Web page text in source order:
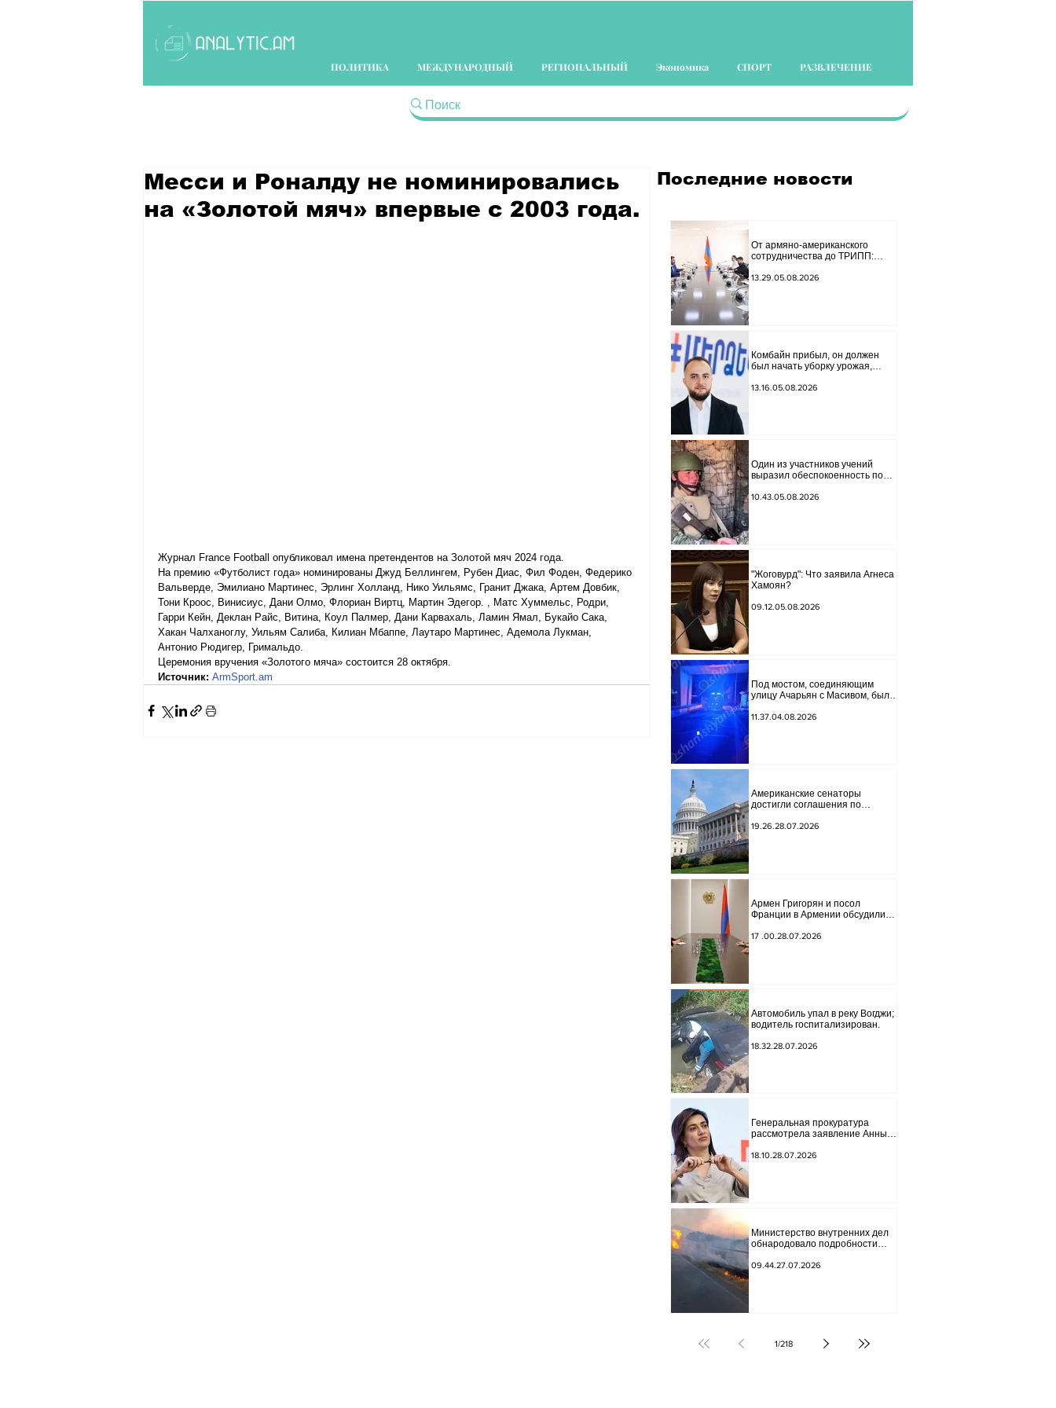
ПОЛИТИКА МЕЖДУНАРОДНЫЙ РЕГИОНАЛЬНЫЙ Экономика СПОРТ РАЗВЛЕЧЕНИЕ
Месси и Роналду не номинировались
на «Золотой мяч» впервые с 2003 года.
Журнал France Football опубликовал имена претендентов на Золотой мяч 2024 года.
На премию «Футболист года» номинированы Джуд Беллингем, Рубен Диас, Фил Фоден, Федерико
Вальверде, Эмилиано Мартинес, Эрлинг Холланд, Нико Уильямс, Гранит Джака, Артем Довбик,
Тони Кроос, Винисиус, Дани Олмо, Флориан Виртц, Мартин Эдегор. , Матс Хуммельс, Родри,
Гарри Кейн, Деклан Райс, Витина, Коул Палмер, Дани Карвахаль, Ламин Ямал, Букайо Сака,
Хакан Чалханоглу, Уильям Салиба, Килиан Мбаппе, Лаутаро Мартинес, Адемола Лукман,
Антонио Рюдигер, Гримальдо.
Церемония вручения «Золотого мяча» состоится 28 октября.
Источник: ArmSport.am
Последние новости
От армяно-американского
сотрудничества до ТРИПП:
советника специального
13.29.05.08.2026
Комбайн прибыл, он должен
был начать уборку урожая,
постановление о запрете
13.16.05.08.2026
Один из участников учений
выразил обеспокоенность по
постов в Сюнике. Начальник
10.43.05.08.2026
"Жоговурд": Что заявила Агнеса
Хамоян?
09.12.05.08.2026
Под мостом, соединяющим
улицу Ачарьян с Масивом, было
котором были найдены две
11.37.04.08.2026
Американские сенаторы
достигли соглашения по
новых санкций против России и
19.26.28.07.2026
Армен Григорян и посол
Франции в Армении обсудили
стратегического партнерства.
17 .00.28.07.2026
Автомобиль упал в реку Вогджи;
водитель госпитализирован.
18.32.28.07.2026
Генеральная прокуратура
рассмотрела заявление Анны
18.10.28.07.2026
Министерство внутренних дел
обнародовало подробности
09.44.27.07.2026
1/218